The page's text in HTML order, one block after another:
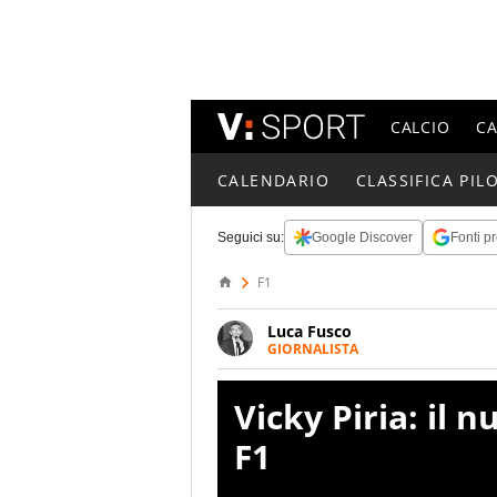
CALCIO
CALENDARIO CLASSIFICA
Seguici su: Google Discover Fonti
F1
Luca Fusco
GIORNALISTA
Giornalista multimediale.
Vicky Piria: il
F1